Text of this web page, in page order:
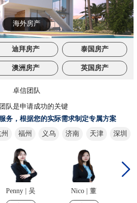
海外房产
迪拜房产 泰国房产
澳洲房产 英国房产
卓信团队
队是申请成功的关键
务，根据您的实际需求制定专属方案
福州 义乌 济南 天津 深圳
Penny | 吴 Nico | 董